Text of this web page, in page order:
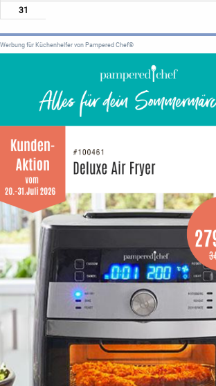
31
Werbung für Küchenhelfer von Pampered Chef®